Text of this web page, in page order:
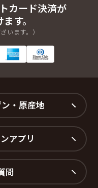
カード決済が
す。
います。）
・原産地
アプリ
問